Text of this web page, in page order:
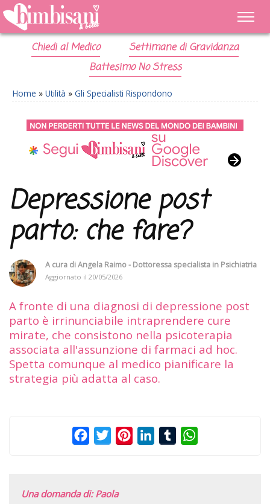
Chiedi al Medico
Settimane di Gravidanza
Battesimo No Stress
Home » Utilità » Gli Specialisti Rispondono
Depressione post
parto: che fare?
A cura diAngela Raimo - Dottoressa specialista in Psichiatria
Aggiornato il 20/05/2026
A fronte di una diagnosi di depressione post
parto è irrinunciabile intraprendere cure
mirate, che consistono nella psicoterapia
associata all'assunzione di farmaci ad hoc.
Spetta comunque al medico pianificare la
strategia più adatta al caso.
FacebookTwitterPinterestLinkedInTumblr
Una domanda di: Paola